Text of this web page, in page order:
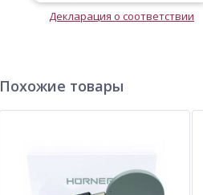
Декларация о соответствии
Похожие товары